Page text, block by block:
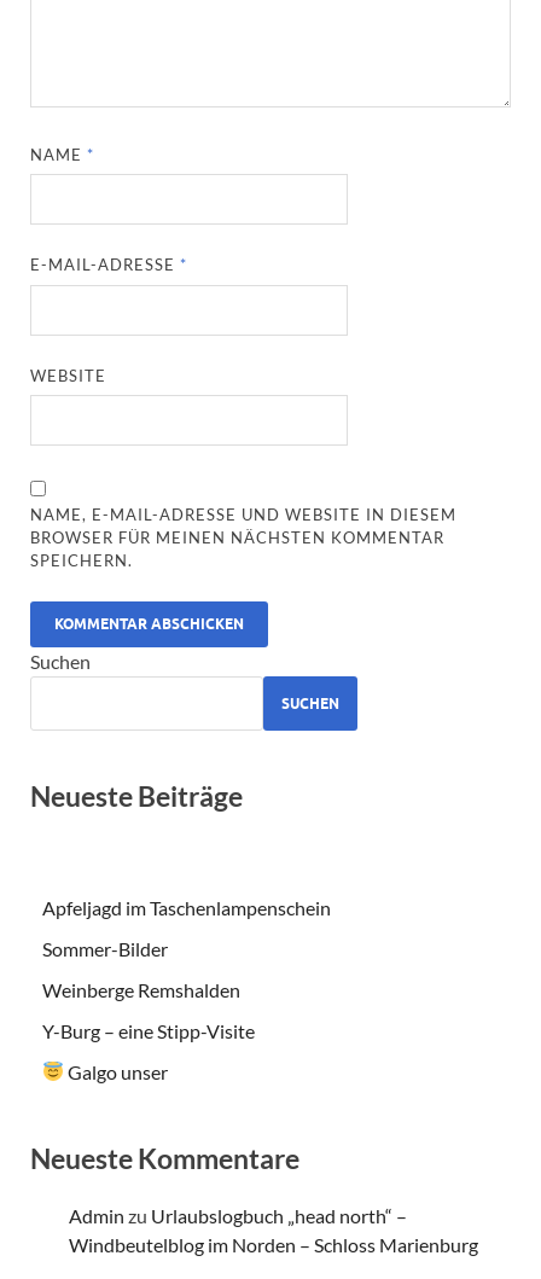
NAME *
E-MAIL-ADRESSE *
WEBSITE
NAME, E-MAIL-ADRESSE UND WEBSITE IN DIESEM
BROWSER FÜR MEINEN NÄCHSTEN KOMMENTAR
SPEICHERN.
ALTERNATIVE:
Suchen
SUCHEN
Neueste Beiträge
Apfeljagd im Taschenlampenschein
Sommer-Bilder
Weinberge Remshalden
Y-Burg – eine Stipp-Visite
Galgo unser
Neueste Kommentare
Admin zu Urlaubslogbuch „head north“ –
Windbeutelblog im Norden – Schloss Marienburg